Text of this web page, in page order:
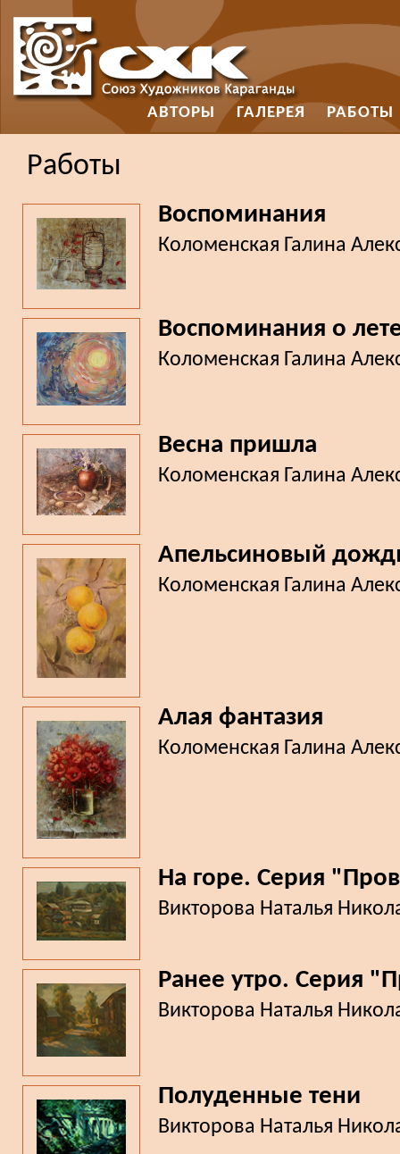
АВТОРЫ ГАЛЕРЕЯ РАБОТЫ
Работы
Воспоминания
Коломенская Галина
Воспоминания о
Коломенская Галина
Весна пришла
Коломенская Галина
Апельсиновый
Коломенская Галина
Алая фантазия
Коломенская Галина
На горе. Серия
Викторова Наталья
Ранее утро. Серия
Викторова Наталья
Полуденные тени
Викторова Наталья